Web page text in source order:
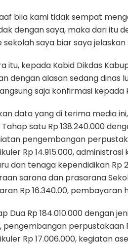
bila kami tidak sempat
dengan saya, maka dari itu
sekolah saya biar saya
itu, kepada Kabid Dikdas
dengan alasan sedang dinas
saja konfirmasi
data yang di terima media
Tahap satu Rp 138.240.000
pengembangan
Rp 14.915.000,
dan tenaga kependidikan Rp
sarana dan prasarana
Rp 16.340.00, pembayaran
Dua Rp 184.010.000 dengan
pengembangan
Rp 17.006.000, kegiatan